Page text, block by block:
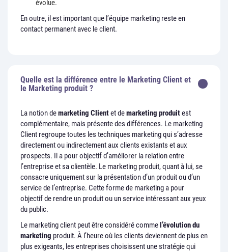
évolue.
En outre, il est important que l’équipe marketing reste en
contact permanent avec le client.
Quelle est la différence entre le Marketing Client et
le Marketing produit ?
La notion demarketing Clientet demarketing produitest
complémentaire, mais présente des différences. Le marketing
Client regroupe toutes les techniques marketing qui s’adresse
directement ou indirectement aux clients existants et aux
prospects. Il a pour objectif d’améliorer la relation entre
l’entreprise et sa clientèle. Le marketing produit, quant à lui, se
consacre uniquement sur la présentation d’un produit ou d’un
service de l’entreprise. Cette forme de marketing a pour
objectif de rendre un produit ou un service intéressant aux yeux
du public.
Le marketing client peut être considéré commel’évolution du
marketing produit. À l’heure où les clients deviennent de plus en
plus exigeants, les entreprises choisissent une stratégie qui